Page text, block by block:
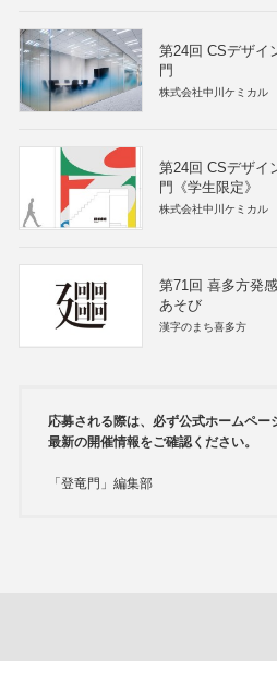
第24回 CSデザイ
門
株式会社中川ケミカル
第24回 CSデザイ
門《学生限定》
株式会社中川ケミカル
第71回 喜多方発
あそび
漢字のまち喜多方
応募される際は、必ず公式ホームペー
最新の開催情報をご確認ください。
「登竜門」編集部